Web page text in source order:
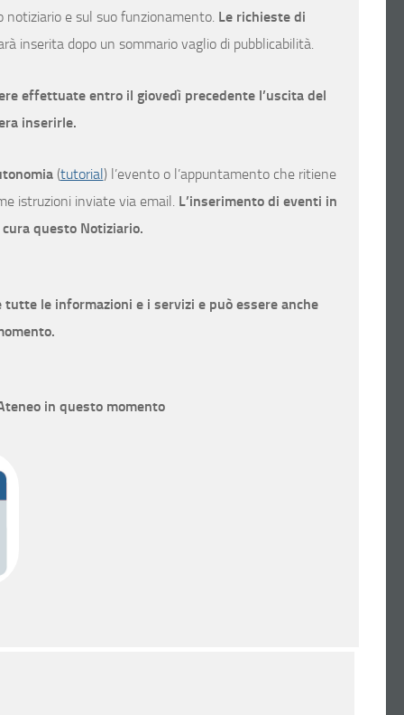
notiziario e sul suo funzionamento. Le richieste di
inserita dopo un sommario vaglio di pubblicabilità.
effettuate entro il giovedì precedente l’uscita del
inserirle.
(tutorial) l’evento o l’appuntamento che ritiene
istruzioni inviate via email.L’inserimento di eventi in
questo Notiziario.
tutte le informazioni e i servizi e può essere anche
in questo momento